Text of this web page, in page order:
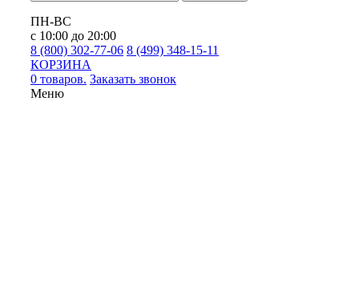
ПН-ВС
с 10:00 до 20:00
8 (800) 302-77-06 8 (499) 348-15-11
КОРЗИНА
0 товаров. Заказать звонок
Меню